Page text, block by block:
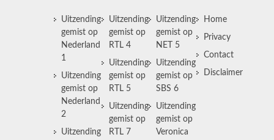
Uitzending
gemist op
Nederland
1
Uitzending
gemist op
Nederland
2
Uitzending
Uitzending
gemist op
RTL 4
Uitzending
gemist op
RTL 5
Uitzending
gemist op
RTL 7
Uitzending
gemist op
NET 5
Uitzending
gemist op
SBS 6
Uitzending
gemist op
Veronica
Home
Privacy
Contact
Disclaimer